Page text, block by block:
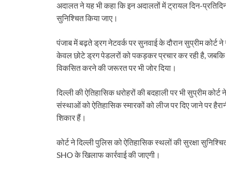
अदालत ने यह भी कहा कि इन अदालतों में ट्रायल दिन-
सुनिश्चित किया जाए।
पंजाब में बढ़ते ड्रग नेटवर्क पर सुनवाई के दौरान सुप्रीम
केवल छोटे ड्रग पेडलरों को पकड़कर प्रचार कर रही है, जबकि
विकसित करने की जरूरत पर भी जोर दिया।
दिल्ली की ऐतिहासिक धरोहरों की बदहाली पर भी सुप्रीम
संस्थाओं को ऐतिहासिक स्मारकों को लीज पर दिए जाने पर
शिकार हैं।
कोर्ट ने दिल्ली पुलिस को ऐतिहासिक स्थलों की सुरक्षा
SHO के खिलाफ कार्रवाई की जाएगी।